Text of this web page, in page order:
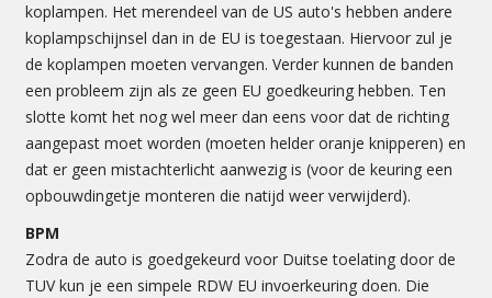
koplampen. Het merendeel van de US auto's hebben andere
koplampschijnsel dan in de EU is toegestaan. Hiervoor zul je
de koplampen moeten vervangen. Verder kunnen de banden
een probleem zijn als ze geen EU goedkeuring hebben. Ten
slotte komt het nog wel meer dan eens voor dat de richting
aangepast moet worden (moeten helder oranje knipperen) en
dat er geen mistachterlicht aanwezig is (voor de keuring een
opbouwdingetje monteren die natijd weer verwijderd).
BPM
Zodra de auto is goedgekeurd voor Duitse toelating door de
TUV kun je een simpele RDW EU invoerkeuring doen. Die